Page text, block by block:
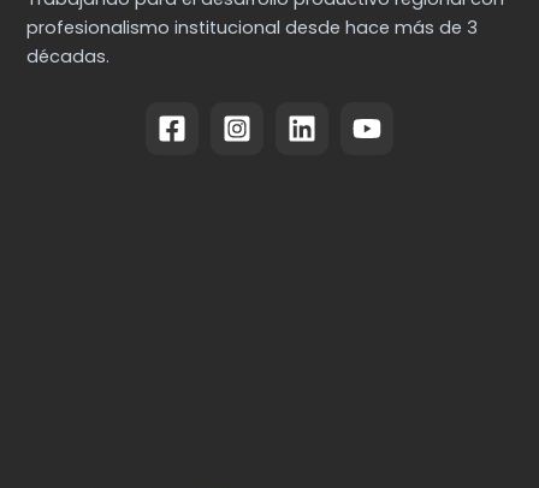
profesionalismo institucional desde hace más de 3
décadas.